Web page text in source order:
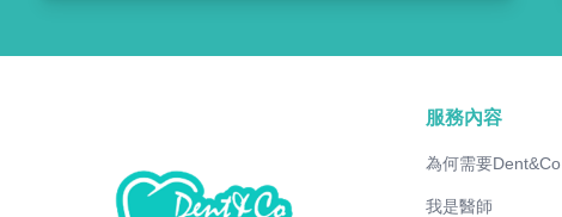
服務內容
為何需要Dent&Co
我是醫師